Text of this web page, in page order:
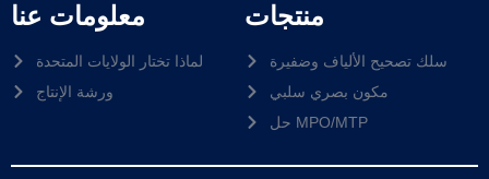
معلومات عنا
لماذا تختار الولايات المتحدة
ورشة الإنتاج
منتجات
سلك تصحيح الألياف وضفيرة
مكون بصري سلبي
حل MPO/MTP